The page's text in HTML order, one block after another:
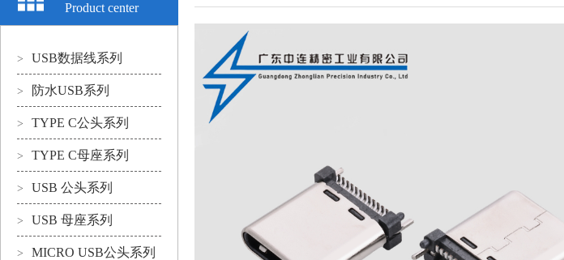
Product center
> USB数据线系列
> 防水USB系列
> TYPE C公头系列
> TYPE C母座系列
> USB 公头系列
> USB 母座系列
> MICRO USB公头系列